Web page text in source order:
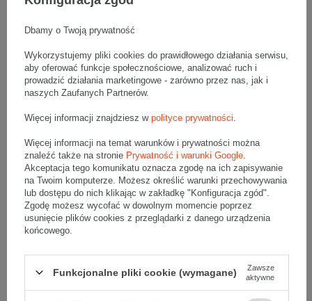
wysokość)
400 g/m2
Wymiary
• zewnętrzne: 386x366x116 mm
• wewnętrzne:360x360x110 mm
• pojemność:14 l
Materiał :
• tektura falista:
3-warstwowa
• fala:B
• gramatura:400 g/m2
• kolor:Szary
Dodatkowe:
• waga jednostkowa (+/-5%):
289 g
• składanie:Ręczne
Dbamy o Twoją prywatność
Wykorzystujemy pliki cookies do prawidłowego działania serwisu,
aby oferować funkcje społecznościowe, analizować ruch i
prowadzić działania marketingowe - zarówno przez nas, jak i
naszych Zaufanych Partnerów.
Więcej informacji znajdziesz w polityce prywatności
Więcej informacji na temat warunków i prywatności można
znaleźć także na stronie Prywatność i warunki Google
Akceptacja tego komunikatu oznacza zgodę na ich zapisywanie
na Twoim komputerze. Możesz określić warunki przechowywania
lub dostępu do nich klikając w zakładkę "Konfiguracja zgód".
Zgodę możesz wycofać w dowolnym momencie poprzez
usunięcie plików cookies z przeglądarki z danego urządzenia
końcowego.
Funkcjonalne pliki cookie (wymagane)
Zawsze
aktywne